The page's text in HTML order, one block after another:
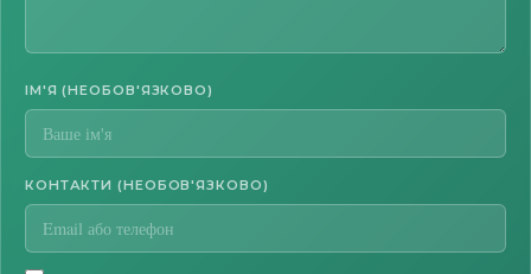
ІМ'Я (НЕОБОВ'ЯЗКОВО)
КОНТАКТИ (НЕОБОВ'ЯЗКОВО)